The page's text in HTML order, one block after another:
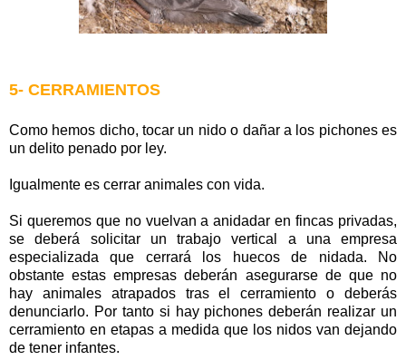
5- CERRAMIENTOS
Como hemos dicho, tocar un nido o dañar a los pichones es
un delito penado por ley.
Igualmente es cerrar animales con vida.
Si queremos que no vuelvan a anidadar en fincas privadas,
se deberá solicitar un trabajo vertical a una empresa
especializada que cerrará los huecos de nidada. No
obstante estas empresas deberán asegurarse de que no
hay animales atrapados tras el cerramiento o deberás
denunciarlo. Por tanto si hay pichones deberán realizar un
cerramiento en etapas a medida que los nidos van dejando
de tener infantes.